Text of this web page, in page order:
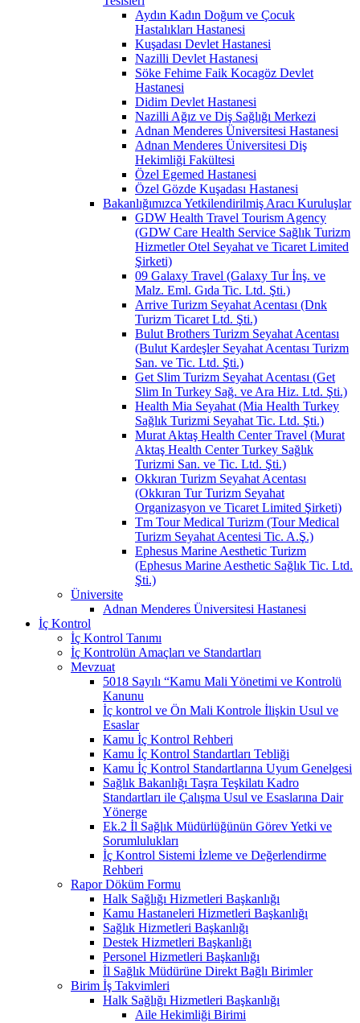
Aydın Kadın Doğum ve Çocuk
Hastalıkları Hastanesi
Kuşadası Devlet Hastanesi
Nazilli Devlet Hastanesi
Söke Fehime Faik Kocagöz Devlet
Hastanesi
Didim Devlet Hastanesi
Nazilli Ağız ve Diş Sağlığı Merkezi
Adnan Menderes Üniversitesi Hastanesi
Adnan Menderes Üniversitesi Diş
Hekimliği Fakültesi
Özel Egemed Hastanesi
Özel Gözde Kuşadası Hastanesi
Bakanlığımızca Yetkilendirilmiş Aracı Kuruluşlar
GDW Health Travel Tourism Agency
(GDW Care Health Service Sağlık Turizm
Hizmetler Otel Seyahat ve Ticaret Limited
Şirketi)
09 Galaxy Travel (Galaxy Tur İnş. ve
Malz. Eml. Gıda Tic. Ltd. Şti.)
Arrive Turizm Seyahat Acentası (Dnk
Turizm Ticaret Ltd. Şti.)
Bulut Brothers Turizm Seyahat Acentası
(Bulut Kardeşler Seyahat Acentası Turizm
San. ve Tic. Ltd. Şti.)
Get Slim Turizm Seyahat Acentası (Get
Slim In Turkey Sağ. ve Ara Hiz. Ltd. Şti.)
Health Mia Seyahat (Mia Health Turkey
Sağlık Turizmi Seyahat Tic. Ltd. Şti.)
Murat Aktaş Health Center Travel (Murat
Aktaş Health Center Turkey Sağlık
Turizmi San. ve Tic. Ltd. Şti.)
Okkıran Turizm Seyahat Acentası
(Okkıran Tur Turizm Seyahat
Organizasyon ve Ticaret Limited Şirketi)
Tm Tour Medical Turizm (Tour Medical
Turizm Seyahat Acentesi Tic. A.Ş.)
Ephesus Marine Aesthetic Turizm
(Ephesus Marine Aesthetic Sağlık Tic. Ltd.
Şti.)
Üniversite
Adnan Menderes Üniversitesi Hastanesi
İç Kontrol
İç Kontrol Tanımı
İç Kontrolün Amaçları ve Standartları
Mevzuat
5018 Sayılı “Kamu Mali Yönetimi ve Kontrolü
Kanunu
İç kontrol ve Ön Mali Kontrole İlişkin Usul ve
Esaslar
Kamu İç Kontrol Rehberi
Kamu İç Kontrol Standartları Tebliği
Kamu İç Kontrol Standartlarına Uyum Genelgesi
Sağlık Bakanlığı Taşra Teşkilatı Kadro
Standartları ile Çalışma Usul ve Esaslarına Dair
Yönerge
Ek.2 İl Sağlık Müdürlüğünün Görev Yetki ve
Sorumlulukları
İç Kontrol Sistemi İzleme ve Değerlendirme
Rehberi
Rapor Döküm Formu
Halk Sağlığı Hizmetleri Başkanlığı
Kamu Hastaneleri Hizmetleri Başkanlığı
Sağlık Hizmetleri Başkanlığı
Destek Hizmetleri Başkanlığı
Personel Hizmetleri Başkanlığı
İl Sağlık Müdürüne Direkt Bağlı Birimler
Birim İş Takvimleri
Halk Sağlığı Hizmetleri Başkanlığı
Aile Hekimliği Birimi